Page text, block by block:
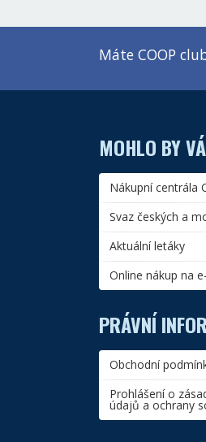
Máte COOP
MOHLO BY
Nákupní centrála
Svaz českých a
Aktuální letáky
Online nákup na
PRÁVNÍ
Obchodní
Prohlášení o
údajů a ochrany